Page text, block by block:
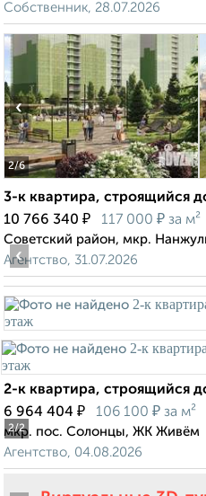
Собственник, 28.07.2026
2/6
‹
3-к квартира, строящийся
10 766 340 ₽ 117 000 ₽ за м²
Советский район, мкр.
Агентство, 31.07.2026
2/2
‹
2-к квартира, строящийся
6 964 404 ₽ 106 100 ₽ за м²
мкр. пос. Солонцы, ЖК Живём
Агентство, 04.08.2026